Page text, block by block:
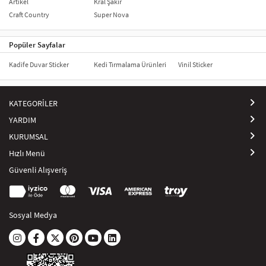
Craft Country
Super Nova
Popüler Sayfalar
Kadife Duvar Sticker Kedi Tırmalama Ürünleri Vinil Sticker
KATEGORİLER
YARDIM
KURUMSAL
Hızlı Menü
Güvenli Alışveriş
Sosyal Medya